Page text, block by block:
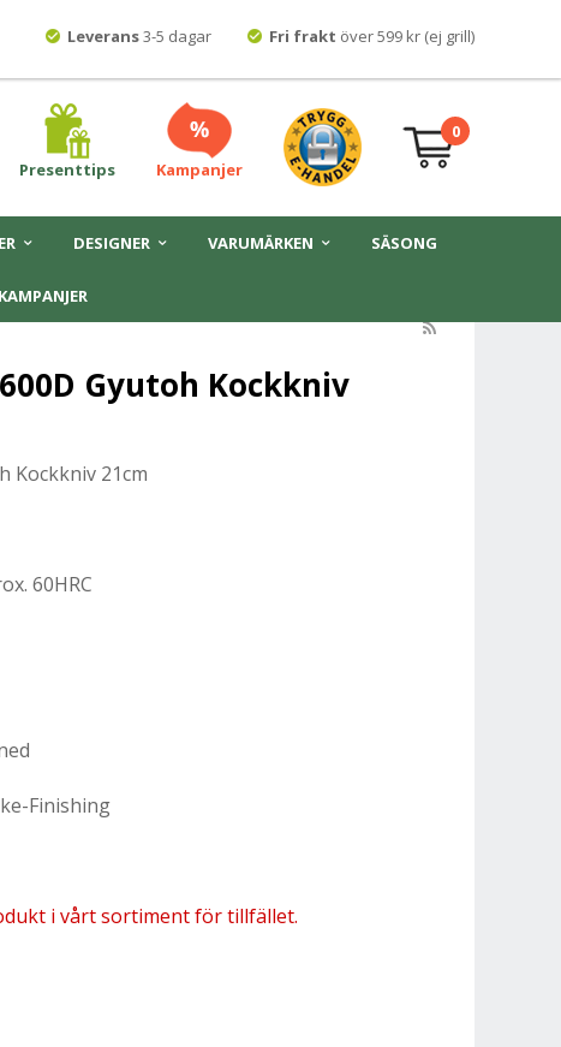
Leverans3-5 dagar Fri frakt över 599 kr (ej grill)
Presenttips Kampanjer
0
DESIGNER VARUMÄRKEN SÄSONG
KAMPANJER
Gyutoh Kockkniv
Kockkniv 21cm
60HRC
Finishing
i vårt sortiment för tillfället.